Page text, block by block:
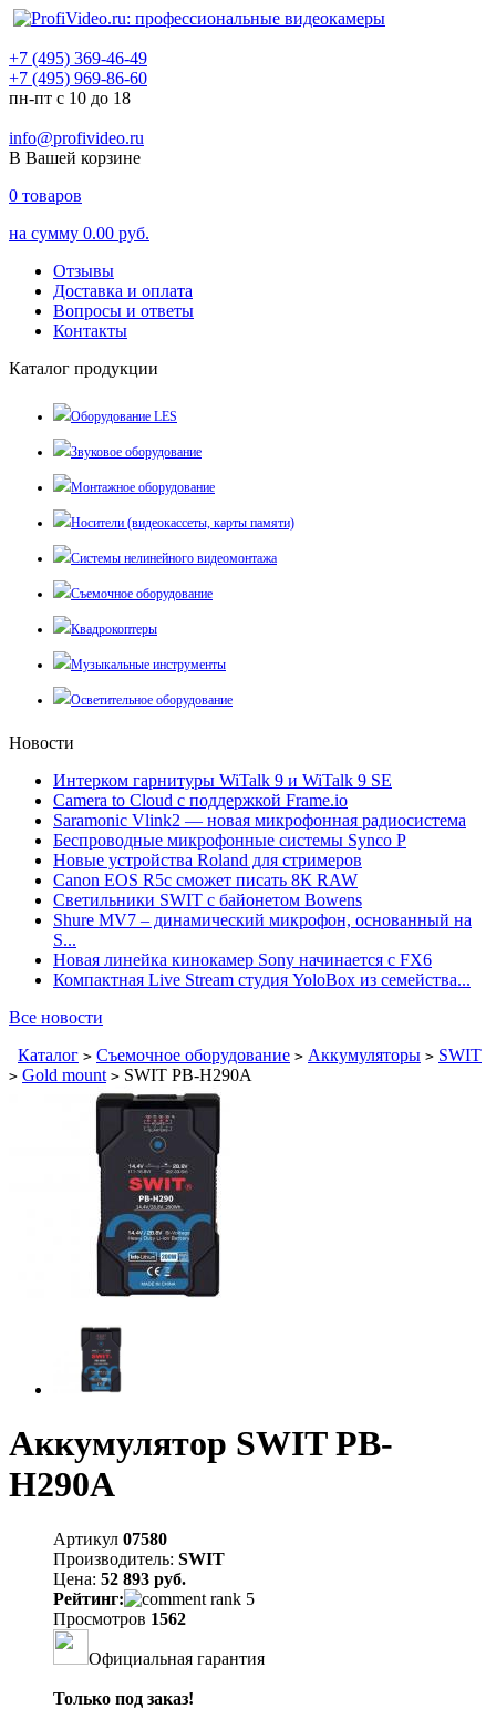
+7 (495) 369-46-49
+7 (495) 969-86-60
пн-пт с 10 до 18
info@profivideo.ru
В Вашей корзине
0 товаров
на сумму 0.00 руб.
Отзывы
Доставка и оплата
Вопросы и ответы
Контакты
Каталог продукции
Оборудование LES
Звуковое оборудование
Монтажное оборудование
Носители (видеокассеты, карты памяти)
Системы нелинейного видеомонтажа
Съемочное оборудование
Квадрокоптеры
Музыкальные инструменты
Осветительное оборудование
Новости
Интерком гарнитуры WiTalk 9 и WiTalk 9 SE
Camera to Cloud с поддержкой Frame.io
Saramonic Vlink2 — новая микрофонная радиосистема
Беспроводные микрофонные системы Synco P
Новые устройства Roland для стримеров
Canon EOS R5c сможет писать 8К RAW
Светильники SWIT с байонетом Bowens
Shure MV7 – динамический микрофон, основанный на
S...
Новая линейка кинокамер Sony начинается с FX6
Компактная Live Stream студия YoloBox из семейства...
Все новости
Каталог > Съемочное оборудование > Аккумуляторы > SWIT
> Gold mount > SWIT PB-H290A
Аккумулятор SWIT PB-
H290A
Артикул 07580
Производитель: SWIT
Цена: 52 893 руб.
Рейтинг:
Просмотров 1562
Официальная гарантия
Только под заказ!